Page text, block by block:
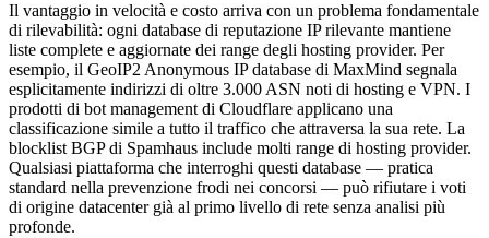
Il vantaggio in velocità e costo arriva con un problema fondamentale
di rilevabilità: ogni database di reputazione IP rilevante mantiene
liste complete e aggiornate dei range degli hosting provider. Per
esempio, il GeoIP2 Anonymous IP database di MaxMind segnala
esplicitamente indirizzi di oltre 3.000 ASN noti di hosting e VPN. I
prodotti di bot management di Cloudflare applicano una
classificazione simile a tutto il traffico che attraversa la sua rete. La
blocklist BGP di Spamhaus include molti range di hosting provider.
Qualsiasi piattaforma che interroghi questi database — pratica
standard nella prevenzione frodi nei concorsi — può rifiutare i voti
di origine datacenter già al primo livello di rete senza analisi più
profonde.